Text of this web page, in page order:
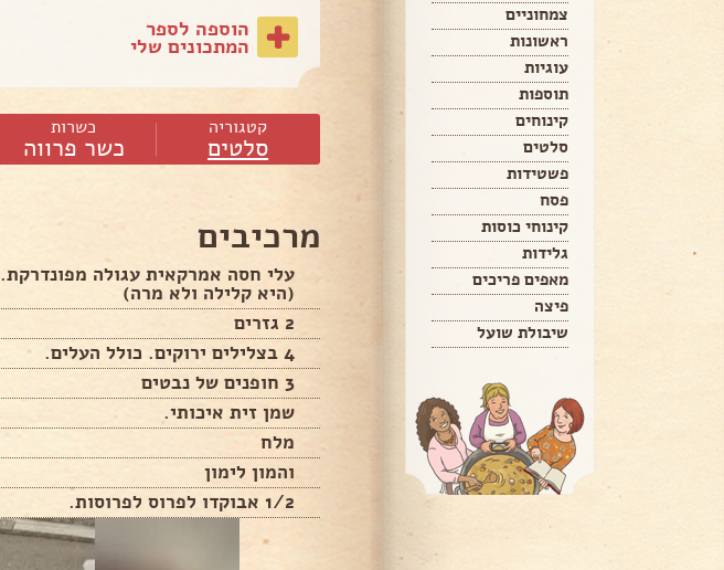
צמחוניים
ראשונות
עוגיות
תוספות
קינוחים
סלטים
פשטידות
פסח
קינוחי כוסות
גלידות
מאפים פריכים
פיצה
שיבולת שועל
הוספה לספר
המתכונים שלי
קטגוריה
סלטים
כשרות
כשר פרווה
מרכיבים
עלי חסה אמרקאית עגולה מפונדרקת.
(היא קלילה ולא מרה)
2 גזרים
4 בצלילים ירוקים. כולל העלים.
3 חופנים של נבטים
שמן זית איכותי.
מלח
והמון לימון
1/2 אבוקדו לפרוס לפרוסות.